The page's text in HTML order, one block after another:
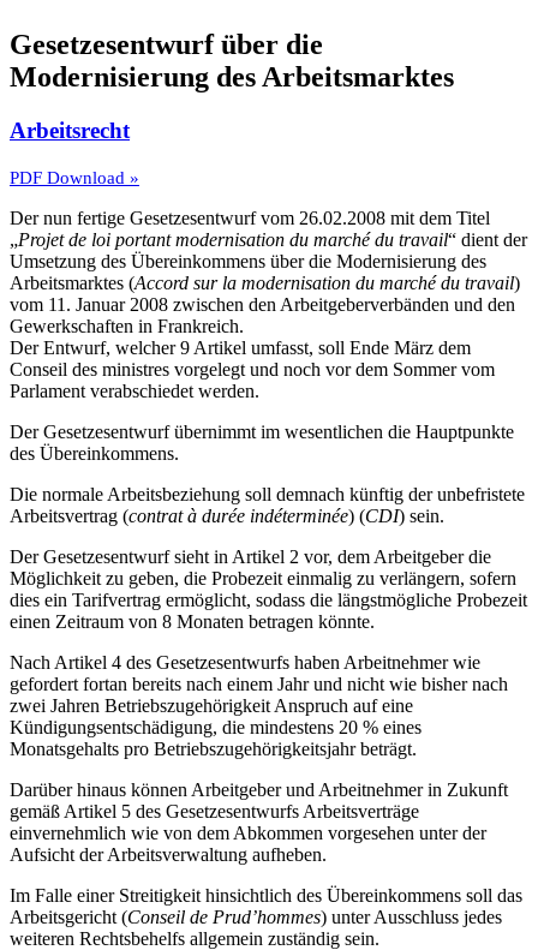
Gesetzesentwurf über die
Modernisierung des Arbeitsmarktes
Arbeitsrecht
PDF Download »
Der nun fertige Gesetzesentwurf vom 26.02.2008 mit dem Titel
„Projet de loi portant modernisation du marché du travail“ dient der
Umsetzung des Übereinkommens über die Modernisierung des
Arbeitsmarktes (Accord sur la modernisation du marché du travail)
vom 11. Januar 2008 zwischen den Arbeitgeberverbänden und den
Gewerkschaften in Frankreich.
Der Entwurf, welcher 9 Artikel umfasst, soll Ende März dem
Conseil des ministres vorgelegt und noch vor dem Sommer vom
Parlament verabschiedet werden.
Der Gesetzesentwurf übernimmt im wesentlichen die Hauptpunkte
des Übereinkommens.
Die normale Arbeitsbeziehung soll demnach künftig der unbefristete
Arbeitsvertrag (contrat à durée indéterminée) (CDI) sein.
Der Gesetzesentwurf sieht in Artikel 2 vor, dem Arbeitgeber die
Möglichkeit zu geben, die Probezeit einmalig zu verlängern, sofern
dies ein Tarifvertrag ermöglicht, sodass die längstmögliche Probezeit
einen Zeitraum von 8 Monaten betragen könnte.
Nach Artikel 4 des Gesetzesentwurfs haben Arbeitnehmer wie
gefordert fortan bereits nach einem Jahr und nicht wie bisher nach
zwei Jahren Betriebszugehörigkeit Anspruch auf eine
Kündigungsentschädigung, die mindestens 20 % eines
Monatsgehalts pro Betriebszugehörigkeitsjahr beträgt.
Darüber hinaus können Arbeitgeber und Arbeitnehmer in Zukunft
gemäß Artikel 5 des Gesetzesentwurfs Arbeitsverträge
einvernehmlich wie von dem Abkommen vorgesehen unter der
Aufsicht der Arbeitsverwaltung aufheben.
Im Falle einer Streitigkeit hinsichtlich des Übereinkommens soll das
Arbeitsgericht (Conseil de Prud’hommes) unter Ausschluss jedes
weiteren Rechtsbehelfs allgemein zuständig sein.